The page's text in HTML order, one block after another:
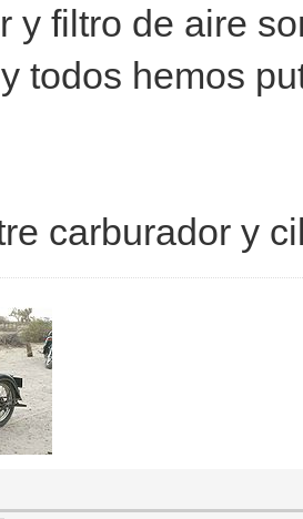
y filtro de aire
todos hemos
carburador y